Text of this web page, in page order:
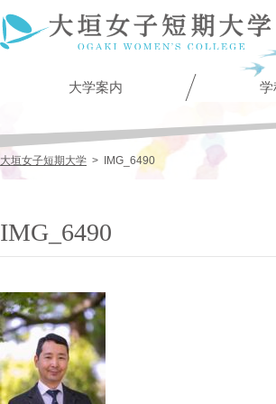
大学案内 学
大垣女子短期大学 > IMG_6490
IMG_6490